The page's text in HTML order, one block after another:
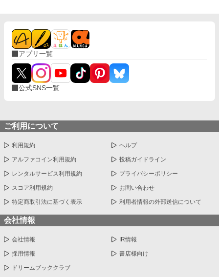
アプリ一覧
公式SNS一覧
ご利用について
利用規約 ヘルプ
アルファコイン利用規約 投稿ガイドライン
レンタルサービス利用規約 プライバシーポリシー
スコア利用規約 お問い合わせ
特定商取引法に基づく表示 利用者情報の外部送信について
会社情報
会社情報 IR情報
採用情報 書店様向け
ドリームブッククラブ